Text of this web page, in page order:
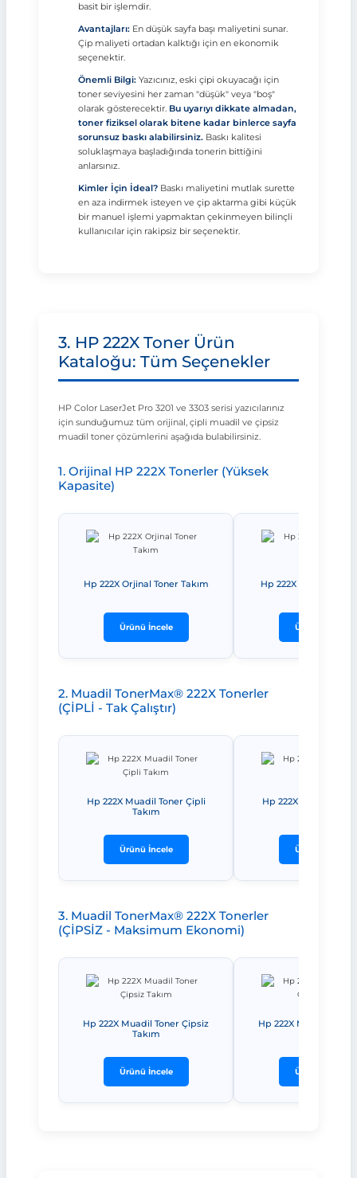
basit bir işlemdir.
Avantajları: En düşük sayfa başı maliyetini sunar.
Çip maliyeti ortadan kalktığı için en ekonomik
seçenektir.
Önemli Bilgi: Yazıcınız, eski çipi okuyacağı için
toner seviyesini her zaman "düşük" veya "boş"
olarak gösterecektir. Bu uyarıyı dikkate almadan,
toner fiziksel olarak bitene kadar binlerce sayfa
sorunsuz baskı alabilirsiniz. Baskı kalitesi
soluklaşmaya başladığında tonerin bittiğini
anlarsınız.
Kimler İçin İdeal? Baskı maliyetini mutlak surette
en aza indirmek isteyen ve çip aktarma gibi küçük
bir manuel işlemi yapmaktan çekinmeyen bilinçli
kullanıcılar için rakipsiz bir seçenektir.
3. HP 222X Toner Ürün
Kataloğu: Tüm Seçenekler
HP Color LaserJet Pro 3201 ve 3303 serisi yazıcılarınız
için sunduğumuz tüm orijinal, çipli muadil ve çipsiz
muadil toner çözümlerini aşağıda bulabilirsiniz.
1. Orijinal HP 222X Tonerler (Yüksek
Kapasite)
Hp 222X Orjinal Toner Takım
Ürünü İncele
Hp 222X Orjinal
Ürünü İncele
2. Muadil TonerMax® 222X Tonerler
(ÇİPLİ - Tak Çalıştır)
Hp 222X Muadil Toner Çipli
Takım
Ürünü İncele
Hp 222X Muadil
Ürünü İncele
3. Muadil TonerMax® 222X Tonerler
(ÇİPSİZ - Maksimum Ekonomi)
Hp 222X Muadil Toner Çipsiz
Takım
Ürünü İncele
Hp 222X Muadil
Ürünü İncele